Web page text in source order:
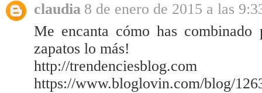
claudia 8 de enero de 2015 a las
Me encanta cómo has
zapatos lo más!
http://trendenciesblog.com
https://www.bloglovin.com/blog/